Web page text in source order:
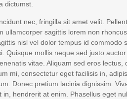
dictumst.
nec, fringilla sit amet velit.
ullamcorper sagittis lorem non
nisl vel dolor tempus id commodo
Quisque mollis neque sed justo
vitae. Aliquam sed eros lectus,
mi, consectetur eget facilisis in,
Donec pretium lacinia dignissim.
hendrerit at enim. Phasellus eget